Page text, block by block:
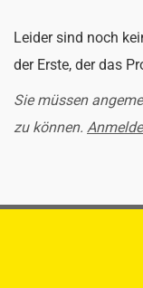
Leider sind noch
der Erste, der das
Sie müssen
zu können.